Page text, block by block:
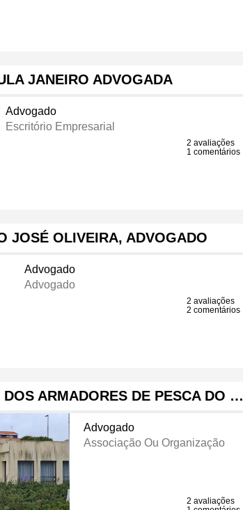
JANEIRO ADVOGADA
Advogado
Escritório Empresarial
2 avaliações
1 comentários
JOSÉ OLIVEIRA, ADVOGADO
Advogado
Advogado
2 avaliações
2 comentários
ARMADORES DE PESCA DO …
Advogado
Associação Ou Organização
2 avaliações